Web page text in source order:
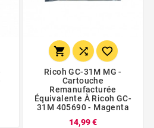
  
Ricoh GC-31M MG -
Cartouche
Remanufacturée
Équivalente À Ricoh GC-
31M 405690 - Magenta
14,99 €